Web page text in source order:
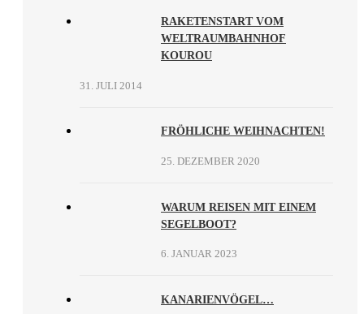
RAKETENSTART VOM
WELTRAUMBAHNHOF
KOUROU
31. JULI 2014
FRÖHLICHE WEIHNACHTEN!
25. DEZEMBER 2020
WARUM REISEN MIT EINEM
SEGELBOOT?
6. JANUAR 2023
KANARIENVÖGEL…